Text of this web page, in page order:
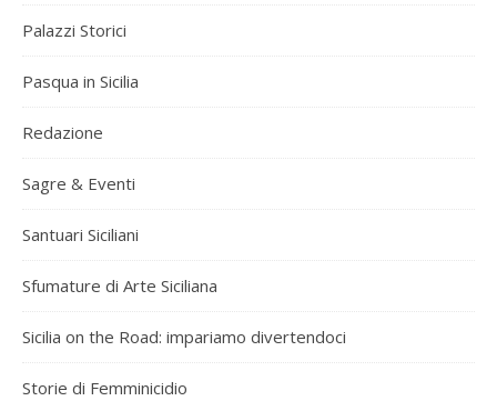
Palazzi Storici
Pasqua in Sicilia
Redazione
Sagre & Eventi
Santuari Siciliani
Sfumature di Arte Siciliana
Sicilia on the Road: impariamo divertendoci
Storie di Femminicidio